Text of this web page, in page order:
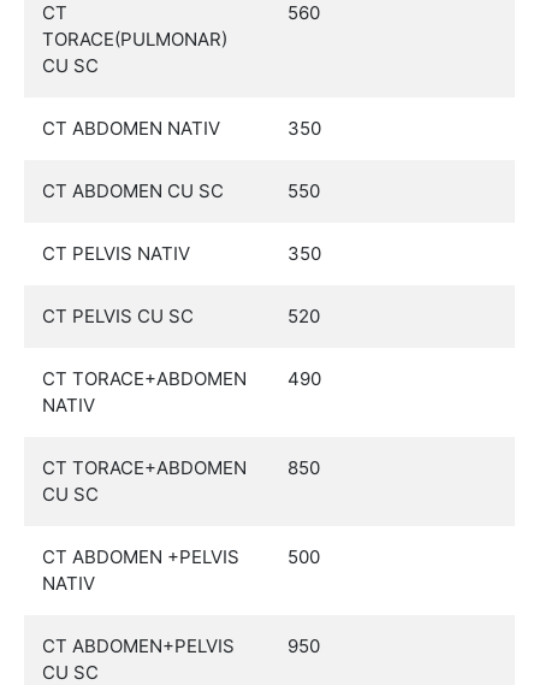
CT
TORACE(PULMONAR)
CU SC
560
CT ABDOMEN NATIV 350
CT ABDOMEN CU SC 550
CT PELVIS NATIV 350
CT PELVIS CU SC 520
CT TORACE+ABDOMEN
NATIV
490
CT TORACE+ABDOMEN
CU SC
850
CT ABDOMEN +PELVIS
NATIV
500
CT ABDOMEN+PELVIS
CU SC
950